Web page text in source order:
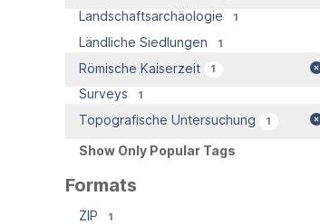
Landschaftsarchäologie 1
Ländliche Siedlungen 1
Römische Kaiserzeit 1
Surveys 1
Topografische Untersuchung 1
Show Only Popular Tags
Formats
ZIP 1